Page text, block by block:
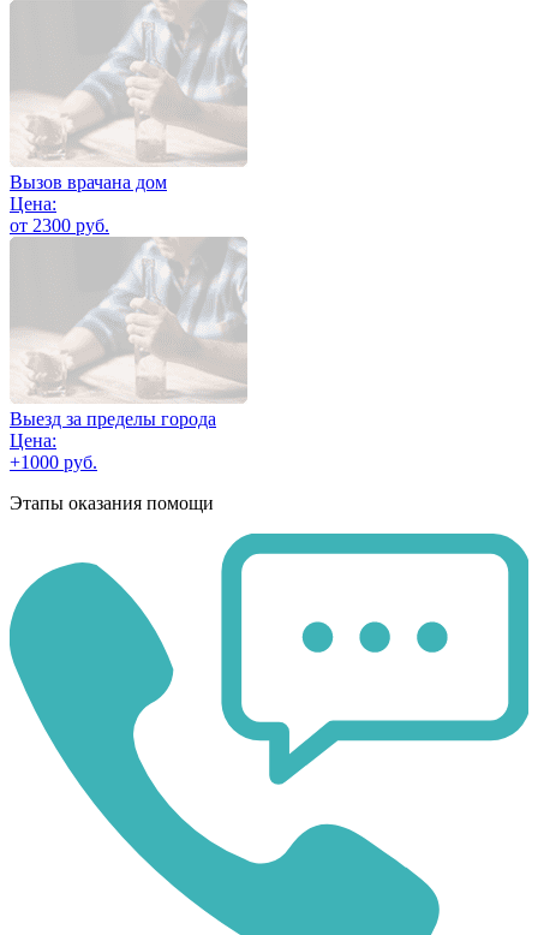
Вызов врачана дом
Цена:
от 2300 руб.
Выезд за пределы города
Цена:
+1000 руб.
Этапы оказания помощи